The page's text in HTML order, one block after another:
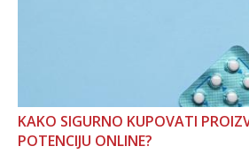
KAKO SIGURNO KUPOVATI
POTENCIJU ONLINE?